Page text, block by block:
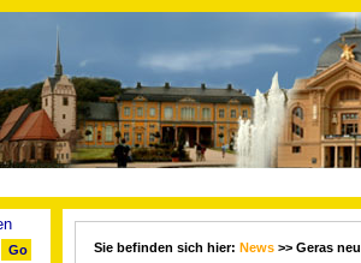
Sie befinden sich hier: News>> Geras